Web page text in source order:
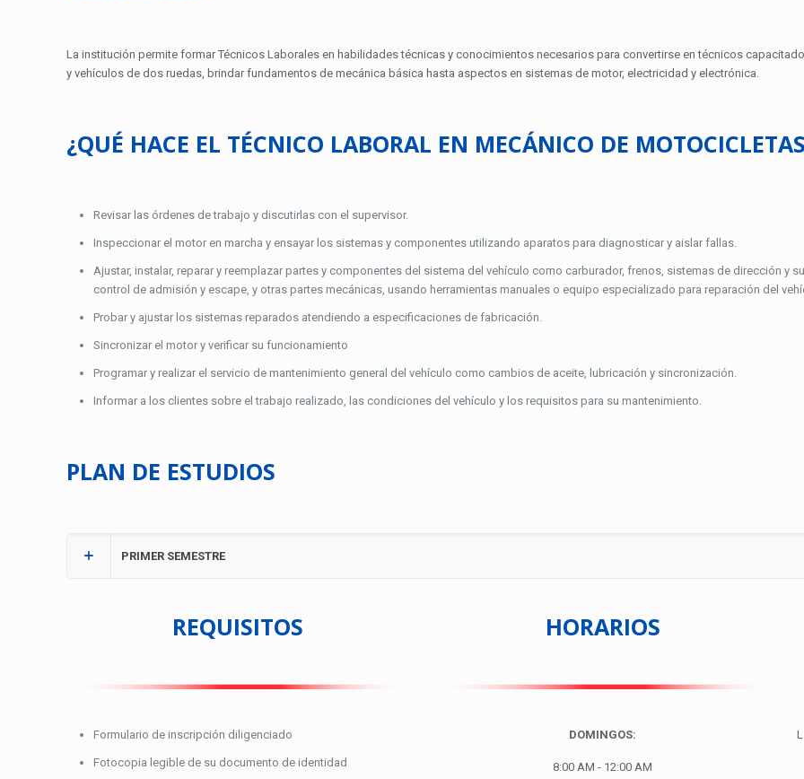
La institución permite formar Técnicos Laborales en habilidades técnicas y conocimientos necesarios para convertirse en técnicos
y vehículos de dos ruedas, brindar fundamentos de mecánica básica hasta aspectos en sistemas de motor, electricidad y electrónica.
¿QUÉ HACE EL TÉCNICO LABORAL EN MECÁNICO DE
Revisar las órdenes de trabajo y discutirlas con el supervisor.
Inspeccionar el motor en marcha y ensayar los sistemas y componentes utilizando aparatos para diagnosticar y aislar fallas.
Ajustar, instalar, reparar y reemplazar partes y componentes del sistema del vehículo como carburador, frenos, sistemas de dirección y
control de admisión y escape, y otras partes mecánicas, usando herramientas manuales o equipo especializado para reparación del
Probar y ajustar los sistemas reparados atendiendo a especificaciones de fabricación.
Sincronizar el motor y verificar su funcionamiento
Programar y realizar el servicio de mantenimiento general del vehículo como cambios de aceite, lubricación y sincronización.
Informar a los clientes sobre el trabajo realizado, las condiciones del vehículo y los requisitos para su mantenimiento.
PLAN DE ESTUDIOS
PRIMER SEMESTRE
REQUISITOS
Formulario de inscripción diligenciado
Fotocopia legible de su documento de identidad
HORARIOS
DOMINGOS:
8:00 AM - 12:00 AM